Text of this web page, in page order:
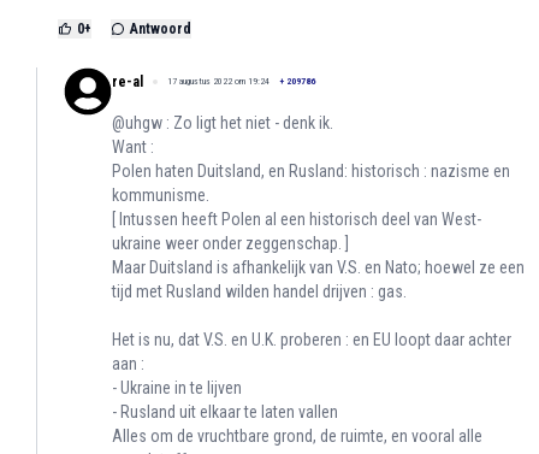
0+ Antwoord
re-al 17 augustus 2022 om 19:24 + 209786
@uhgw : Zo ligt het niet - denk ik.
Want :
Polen haten Duitsland, en Rusland: historisch : nazisme en
kommunisme.
[ Intussen heeft Polen al een historisch deel van West-
ukraine weer onder zeggenschap. ]
Maar Duitsland is afhankelijk van V.S. en Nato; hoewel ze een
tijd met Rusland wilden handel drijven : gas.
Het is nu, dat V.S. en U.K. proberen : en EU loopt daar achter
aan :
- Ukraine in te lijven
- Rusland uit elkaar te laten vallen
Alles om de vruchtbare grond, de ruimte, en vooral alle